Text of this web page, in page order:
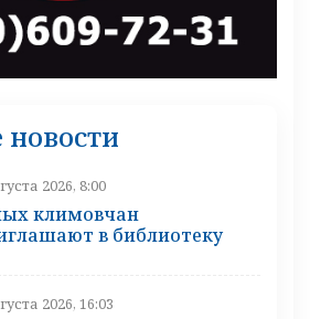
2026, 8:00
климовчан
в библиотеку
2026, 16:03